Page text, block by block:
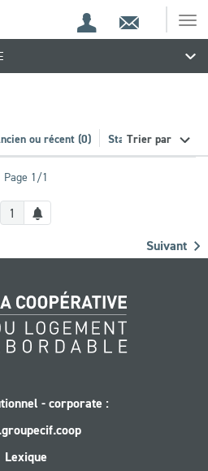
Espace
de
Espace
client
Contact
Trier par
ou récent (0) Stationnement (20)
Page 1/1
1
Créer
une
Suivant
- corporate :
Lexique